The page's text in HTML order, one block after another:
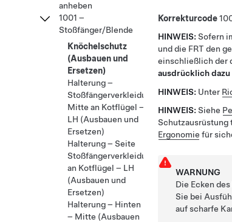
Korrekturcode
HINWEIS: Sofern
und die FRT den
einschließlich der
ausdrücklich
HINWEIS: Unter
HINWEIS: Siehe
Schutzausrüstung
Ergonomie für
WARNUNG
Die Ecken
Sie bei
auf scharfe
anheben
1001 –
Stoßfänger/Blende
Knöchelschutz
(Ausbauen und
Ersetzen)
Halterung –
Stoßfängerverkleidung
Mitte an Kotflügel –
LH (Ausbauen und
Ersetzen)
Halterung – Seite
Stoßfängerverkleidung
an Kotflügel – LH
(Ausbauen und
Ersetzen)
Halterung – Hinten
– Mitte (Ausbauen